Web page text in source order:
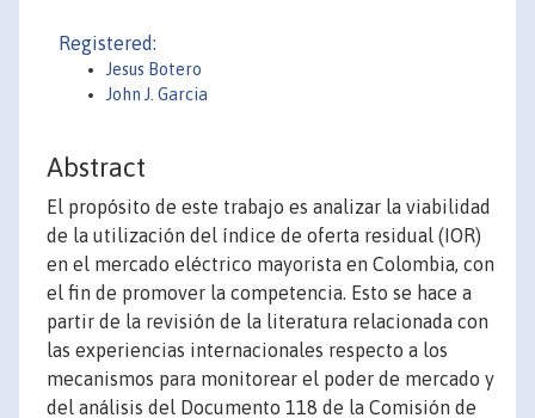
Registered:
Jesus Botero
John J. Garcia
Abstract
El propósito de este trabajo es analizar la viabilidad
de la utilización del índice de oferta residual (IOR)
en el mercado eléctrico mayorista en Colombia, con
el fin de promover la competencia. Esto se hace a
partir de la revisión de la literatura relacionada con
las experiencias internacionales respecto a los
mecanismos para monitorear el poder de mercado y
del análisis del Documento 118 de la Comisión de